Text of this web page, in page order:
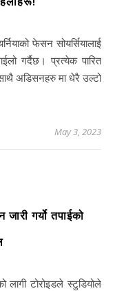
गर्दैछ। प्रत्येक पारित
अडिसनहरु मा धेरै उल्टो
May 3, 2023
गर्यो तपाईको